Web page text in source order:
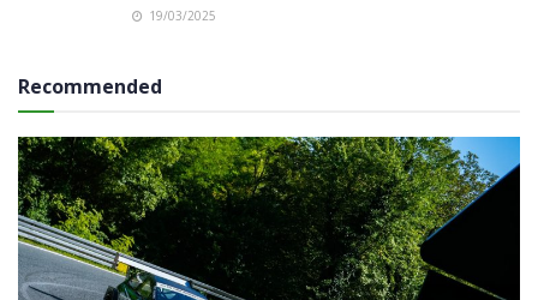
19/03/2025
Recommended